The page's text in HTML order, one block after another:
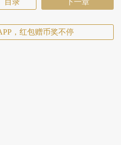
目录 下一章
，红包赠币奖不停